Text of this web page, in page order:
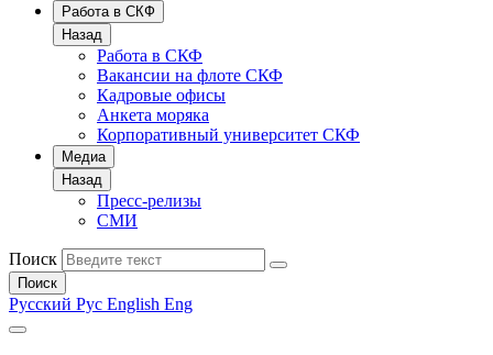
Работа в СКФ
Назад
Работа в СКФ
Вакансии на флоте СКФ
Кадровые офисы
Анкета моряка
Корпоративный университет СКФ
Медиа
Назад
Пресс-релизы
СМИ
Поиск
Поиск
Русский Рус English Eng